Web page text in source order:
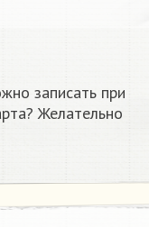
записать при
Желательно